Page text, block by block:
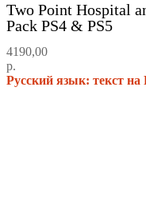
Two Point Hospital
Pack PS4 & PS5
4190,00
р.
Русский язык: текст на